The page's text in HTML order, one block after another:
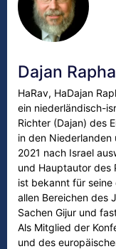
Dajan
HaRav, HaDajan
ein niederländisch-
Richter (Dajan) des
in den Niederlanden
2021 nach Israel
und Hauptautor des
ist bekannt für
allen Bereichen des
Sachen Gijur und
Als Mitglied der
und des